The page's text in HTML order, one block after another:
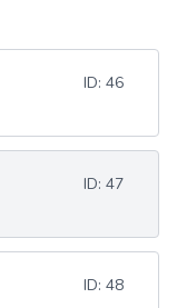
ID: 46
ID: 47
ID: 48